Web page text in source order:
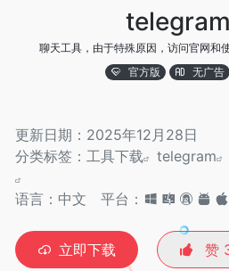
telegram
聊天工具，由于特殊原因，访问官网和
官方版
无广告
更新日期：2025年12月28日
分类标签： 工具下载 telegram
语言：中文 平台：
立即下载 赞